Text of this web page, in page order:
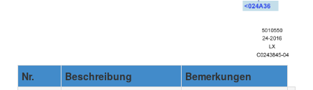
Nr. Beschreibung Bemerkungen